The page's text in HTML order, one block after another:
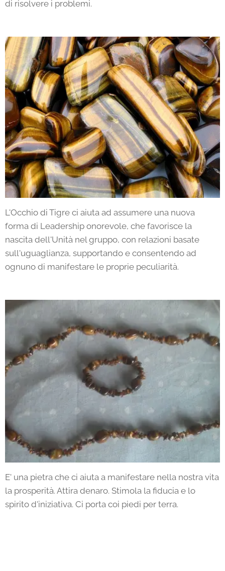
di risolvere i problemi.
L'Occhio di Tigre ci aiuta ad assumere una nuova
forma di Leadership onorevole, che favorisce la
nascita dell'Unità nel gruppo, con relazioni basate
sull'uguaglianza, supportando e consentendo ad
ognuno di manifestare le proprie peculiarità.
E' una pietra che ci aiuta a manifestare nella nostra vita
la prosperità. Attira denaro. Stimola la fiducia e lo
spirito d'iniziativa. Ci porta coi piedi per terra.